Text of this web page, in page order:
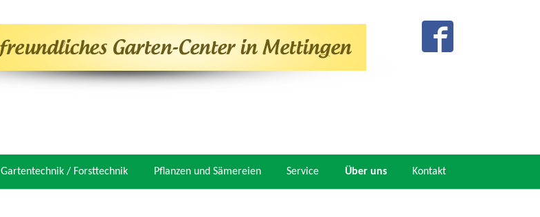
Gartentechnik / Forsttechnik Pflanzen und Sämereien Service Über uns Kontakt